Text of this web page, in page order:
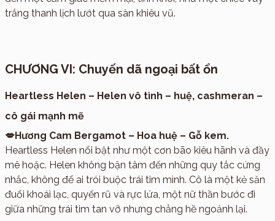
trắng thanh lịch lướt qua sàn khiêu vũ.
CHƯƠNG VI: Chuyến dã ngoại bất ổn
Heartless Helen – Helen vô tình – huệ, cashmeran –
cô gái mạnh mẽ
💋Hương Cam Bergamot – Hoa huệ – Gỗ kem.
Heartless Helen nổi bật như một cơn bão kiêu hãnh và đầy
mê hoặc. Helen không bận tâm đến những quy tắc cứng
nhắc, không để ai trói buộc trái tim mình. Cô là một kẻ săn
đuổi khoái lạc, quyến rũ và rực lửa, một nữ thần bước đi
giữa những trái tim tan vỡ nhưng chẳng hề ngoảnh lại.